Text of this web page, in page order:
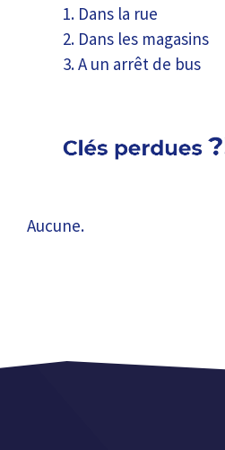
Dans la rue
Dans les magasins
A un arrêt de bus
Aucune.